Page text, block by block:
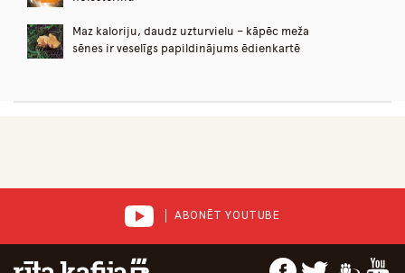
Maz kaloriju, daudz uzturvielu – kāpēc meža
sēnes ir veselīgs papildinājums ēdienkartē
ABONĒT YOUTUBE